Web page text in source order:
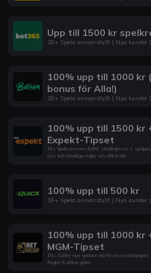
Upp till 1500 kr
18+ Spela ansvarsfullt | Nya kunder
100% upp till 1000 kr
bonus för Alla!)
18+ Spela ansvarsfullt | Nya kunder
100% upp till 1500 kr
Expekt-Tipset
18+ Spela ansvarsfullt| stodlinjen.se |
Läs fullständiga regler och villkor här
100% upp till 500 kr
18+ Spela ansvarsfullt | Nya kunder
100% upp till 1000 kr
MGM-Tipset
18+. Gäller nya spelare vid första insättningen|
Regler & villkor gäller